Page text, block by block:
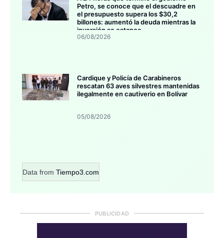
Petro, se conoce que el descuadre en
el presupuesto supera los $30,2
billones: aumentó la deuda mientras la
inversión se estanca
06/08/2026
Cardique y Policía de Carabineros
rescatan 63 aves silvestres mantenidas
ilegalmente en cautiverio en Bolívar
05/08/2026
Data from Tiempo3.com
PUBLICIDAD